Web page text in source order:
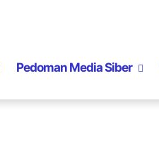
Pedoman Media Siber